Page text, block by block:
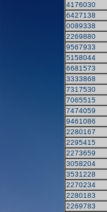
4176030
6427138
0089338
2269880
9567933
5158044
6681573
3333868
7317530
7065515
7474059
9461086
2280167
2295415
2273659
3058204
3531228
2270234
2280183
2269783